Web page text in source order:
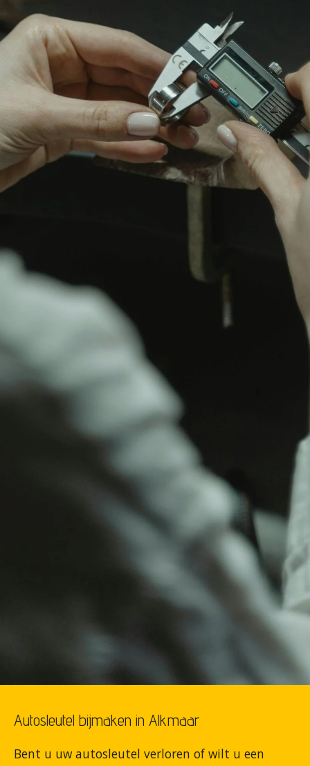
Autosleutel bijmaken in Alkmaar
Bent u uw autosleutel verloren of wilt u een